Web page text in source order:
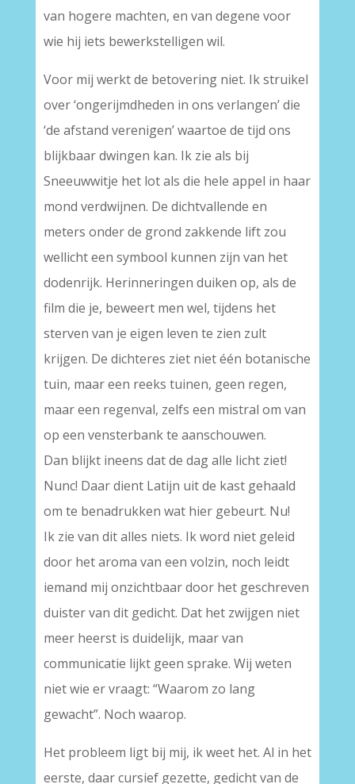
van hogere machten, en van degene voor
wie hij iets bewerkstelligen wil.
Voor mij werkt de betovering niet. Ik struikel
over ‘ongerijmdheden in ons verlangen’ die
‘de afstand verenigen’ waartoe de tijd ons
blijkbaar dwingen kan. Ik zie als bij
Sneeuwwitje het lot als die hele appel in haar
mond verdwijnen. De dichtvallende en
meters onder de grond zakkende lift zou
wellicht een symbool kunnen zijn van het
dodenrijk. Herinneringen duiken op, als de
film die je, beweert men wel, tijdens het
sterven van je eigen leven te zien zult
krijgen. De dichteres ziet niet één botanische
tuin, maar een reeks tuinen, geen regen,
maar een regenval, zelfs een mistral om van
op een vensterbank te aanschouwen.
Dan blijkt ineens dat de dag alle licht ziet!
Nunc! Daar dient Latijn uit de kast gehaald
om te benadrukken wat hier gebeurt. Nu!
Ik zie van dit alles niets. Ik word niet geleid
door het aroma van een volzin, noch leidt
iemand mij onzichtbaar door het geschreven
duister van dit gedicht. Dat het zwijgen niet
meer heerst is duidelijk, maar van
communicatie lijkt geen sprake. Wij weten
niet wie er vraagt: “Waarom zo lang
gewacht”. Noch waarop.
Het probleem ligt bij mij, ik weet het. Al in het
eerste, daar cursief gezette, gedicht van de